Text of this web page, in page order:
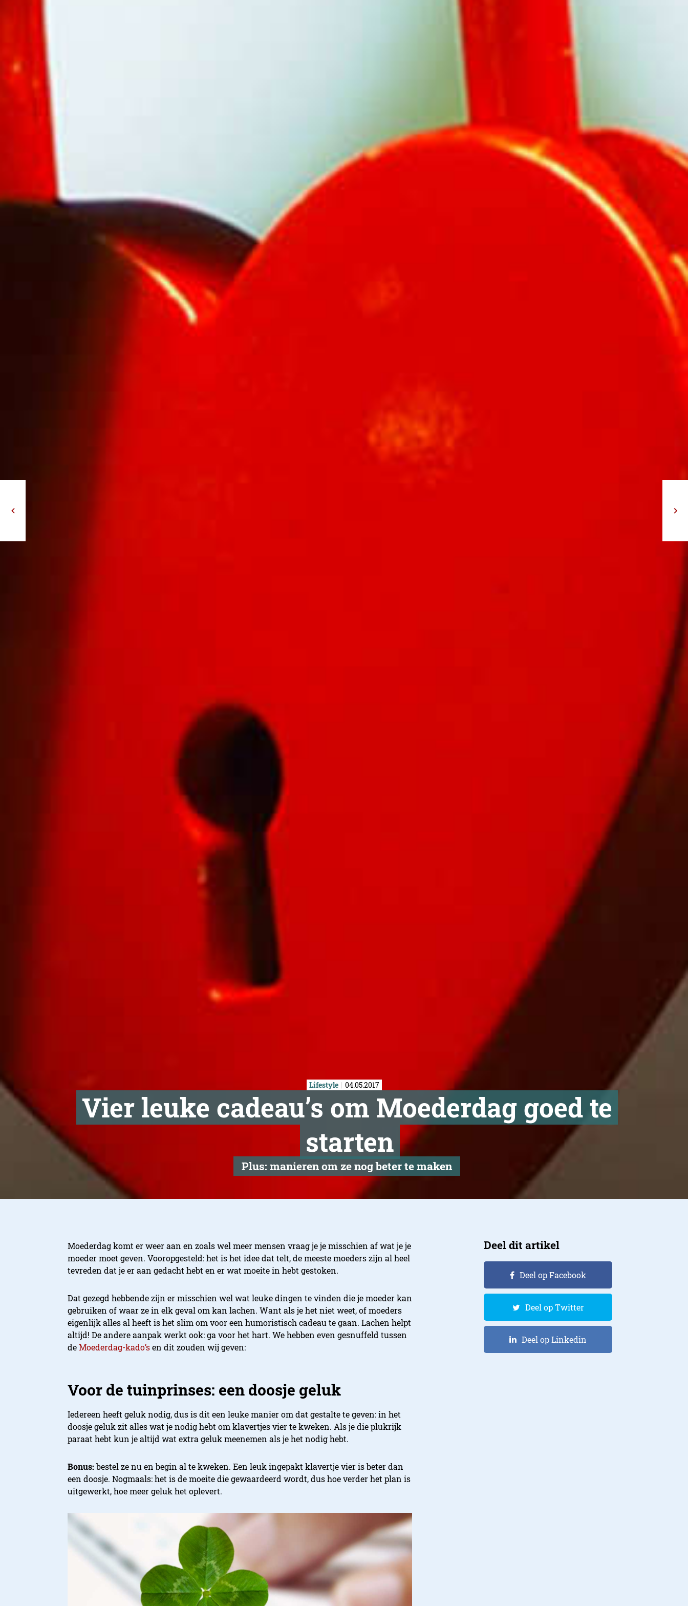
Lifestyle 04.05.2017
Vier leuke cadeau’s om Moederdag goed te
starten
Plus: manieren om ze nog beter te maken
Moederdag komt er weer aan en zoals wel meer mensen vraag je je misschien af wat je je
moeder moet geven. Vooropgesteld: het is het idee dat telt, de meeste moeders zijn al heel
tevreden dat je er aan gedacht hebt en er wat moeite in hebt gestoken.
Dat gezegd hebbende zijn er misschien wel wat leuke dingen te vinden die je moeder kan
gebruiken of waar ze in elk geval om kan lachen. Want als je het niet weet, of moeders
eigenlijk alles al heeft is het slim om voor een humoristisch cadeau te gaan. Lachen helpt
altijd! De andere aanpak werkt ook: ga voor het hart. We hebben even gesnuffeld tussen
deMoederdag-kado’sen dit zouden wij geven:
Voor de tuinprinses: een doosje geluk
Iedereen heeft geluk nodig, dus is dit een leuke manier om dat gestalte te geven: in het
doosje geluk zit alles wat je nodig hebt om klavertjes vier te kweken. Als je die plukrijk
paraat hebt kun je altijd wat extra geluk meenemen als je het nodig hebt.
Bonus:bestel ze nu en begin al te kweken. Een leuk ingepakt klavertje vier is beter dan
een doosje. Nogmaals: het is de moeite die gewaardeerd wordt, dus hoe verder het plan is
uitgewerkt, hoe meer geluk het oplevert.
Deel dit artikel
Deel op Facebook
Deel op Twitter
Deel op Linkedin